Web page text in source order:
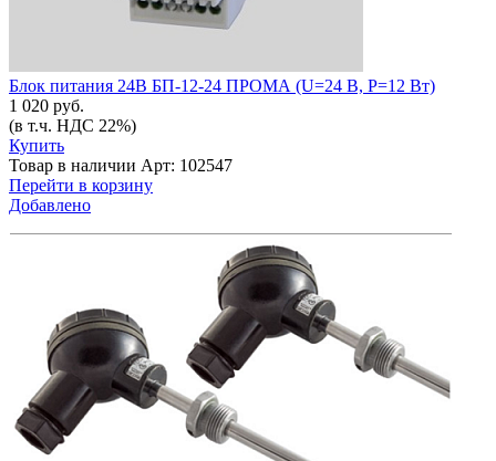
Блок питания 24В БП-12-24 ПРОМА (U=24 В, Р=12 Вт)
1 020 руб.
(в т.ч. НДС 22%)
Купить
Товар в наличии Арт: 102547
Перейти в корзину
Добавлено